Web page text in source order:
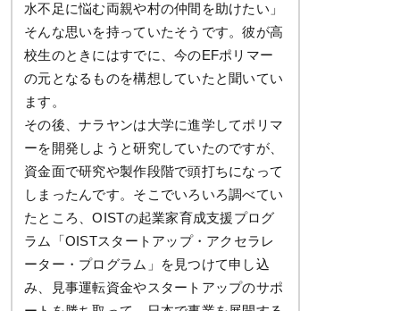
水不足に悩む両親や村の仲間を助けたい」
そんな思いを持っていたそうです。彼が高
校生のときにはすでに、今のEFポリマー
の元となるものを構想していたと聞いてい
ます。
その後、ナラヤンは大学に進学してポリマ
ーを開発しようと研究していたのですが、
資金面で研究や製作段階で頭打ちになって
しまったんです。そこでいろいろ調べてい
たところ、OISTの起業家育成支援プログ
ラム「OISTスタートアップ・アクセラレ
ーター・プログラム」を見つけて申し込
み、見事運転資金やスタートアップのサポ